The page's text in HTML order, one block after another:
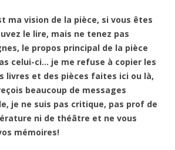
ma vision de la pièce, si vous êtes
le lire, mais ne tenez pas
le propos principal de la pièce
celui-ci… je me refuse à copier les
livres et des pièces faites ici ou là,
beaucoup de messages
je ne suis pas critique, pas prof de
ni de théâtre et ne vous
mémoires!